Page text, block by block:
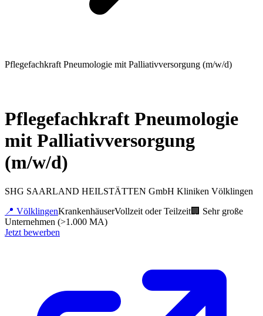
Pflegefachkraft Pneumologie mit Palliativversorgung (m/w/d)
Pflegefachkraft Pneumologie
mit Palliativversorgung
(m/w/d)
SHG SAARLAND HEILSTÄTTEN GmbH Kliniken Völklingen
📍 VölklingenKrankenhäuserVollzeit oder Teilzeit🏢 Sehr große
Unternehmen (>1.000 MA)
Jetzt bewerben